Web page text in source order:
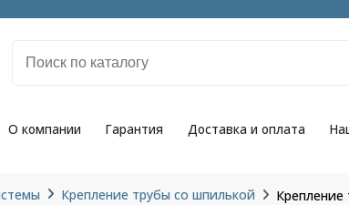
О компании Гарантия Доставка и оплата
Крепление трубы со шпилькой